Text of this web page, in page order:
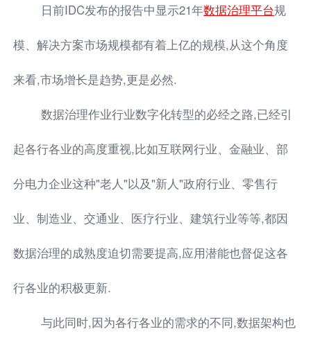
日前IDC发布的报告中显示21年数据治理平台规
模、解决方案市场规模都有着上亿的规模,从这个角度
来看,市场增长是趋势,更是必然.
数据治理作业行业数字化转型的必经之路,已经引
起各行各业的高度重视,比如互联网行业、金融业、部
分电力企业这种"老人"以及"新人"政府行业、零售行
业、制造业、交通业、医疗行业、建筑行业等等,都因
数据治理的成熟度迫切需要提高,应用潜能也督促这各
行各业的积极更新.
与此同时,因为各行各业的需求的不同,数据架构也